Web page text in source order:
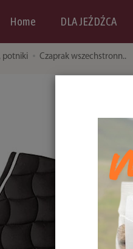
Home DLA JEŹDŹCA
potniki Czaprak wszechstronn..